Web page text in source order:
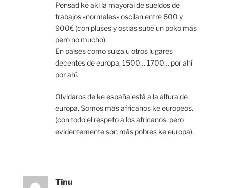
Pensad ke aki la mayorái de sueldos de
trabajos «normales» oscilan entre 600 y
900€ (con pluses y ostias sube un poko más
pero no mucho).
En paises como suiza u otros lugares
decentes de europa, 1500… 1700… por ahí
por ahí.
Olvidaros de ke españa está a la altura de
europa. Somos más africanos ke europeos.
(con todo el respeto a los africanos, pero
evidentemente son más pobres ke europa).
Tinu